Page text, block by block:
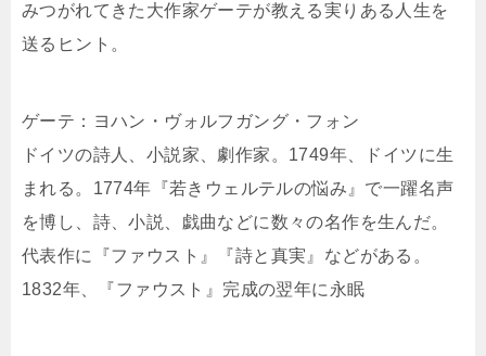
みつがれてきた大作家ゲーテが教える実りある人生を
送るヒント。
ゲーテ：ヨハン・ヴォルフガング・フォン
ドイツの詩人、小説家、劇作家。1749年、ドイツに生
まれる。1774年『若きウェルテルの悩み』で一躍名声
を博し、詩、小説、戯曲などに数々の名作を生んだ。
代表作に『ファウスト』『詩と真実』などがある。
1832年、『ファウスト』完成の翌年に永眠